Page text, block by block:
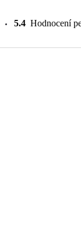
5.4 Hodnocení